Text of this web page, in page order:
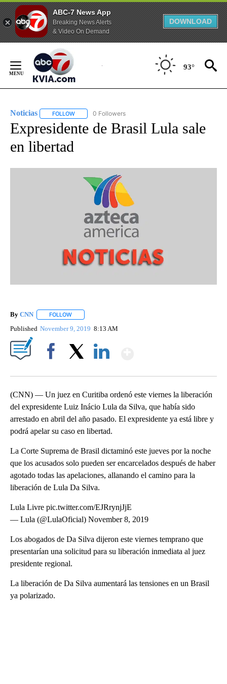
ABC-7 News App
Breaking News Alerts
& Video On Demand
DOWNLOAD
Content
93°
Noticias FOLLOW FOLLOW "NOTICIAS" TO RECEIVE NOTIFICATIONS
0 Followers
Expresidente de Brasil Lula sale
en libertad
By CNN FOLLOW
Published November 9, 2019 8:13 AM
(CNN) — Un juez en Curitiba ordenó este viernes la liberación
del expresidente Luiz Inácio Lula da Silva, que había sido
arrestado en abril del año pasado. El expresidente ya está libre y
podrá apelar su caso en libertad.
La Corte Suprema de Brasil dictaminó este jueves por la noche
que los acusados solo pueden ser encarcelados después de haber
agotado todas las apelaciones, allanando el camino para la
liberación de Lula Da Silva.
Lula Livre pic.twitter.com/EJRrynjJjE
— Lula (@LulaOficial) November 8, 2019
Los abogados de Da Silva dijeron este viernes temprano que
presentarían una solicitud para su liberación inmediata al juez
presidente regional.
La liberación de Da Silva aumentará las tensiones en un Brasil
ya polarizado.